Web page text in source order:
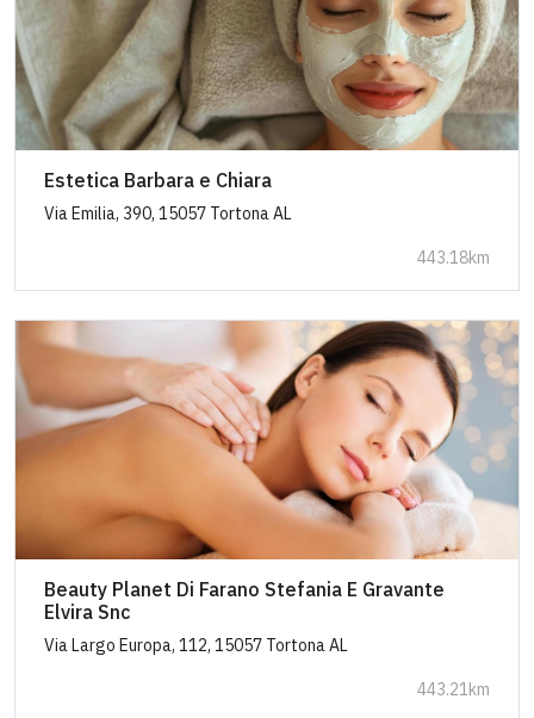
Estetica Barbara e Chiara
Via Emilia, 390, 15057 Tortona AL
443.18km
Beauty Planet Di Farano Stefania E Gravante
Elvira Snc
Via Largo Europa, 112, 15057 Tortona AL
443.21km